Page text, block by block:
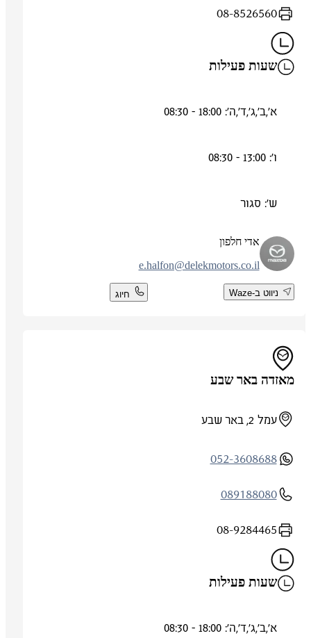
08-8526560
שעות פעילות
א',ב',ג',ד',ה': 18:00 - 08:30
ש': סגור
אדי חלפון
e.halfon@delekmotors.co.il
ניווט ב-Waze חיוג
מאזדה באר שבע
עמל 2, באר שבע
052-3608688
089188080
08-9284465
שעות פעילות
א',ב',ג',ד',ה': 18:00 - 08:30